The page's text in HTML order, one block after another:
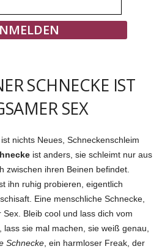
SCHNECKE IST
SEX
nichts Neues, Schneckenschleim
ist anders, sie schleimt nur aus
zwischen ihren Beinen befindet.
ihn ruhig probieren, eigentlich
Eine menschliche Schnecke,
Bleib cool und lass dich vom
lass sie mal machen, sie weiß genau,
Schnecke, ein harmloser Freak, der